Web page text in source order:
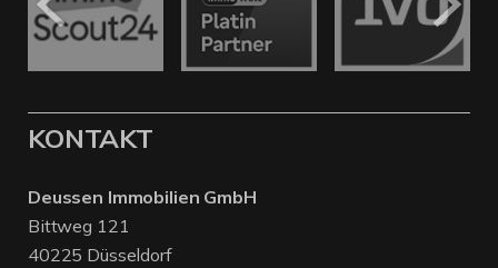
KONTAKT
Deussen Immobilien GmbH
Bittweg 121
40225 Düsseldorf